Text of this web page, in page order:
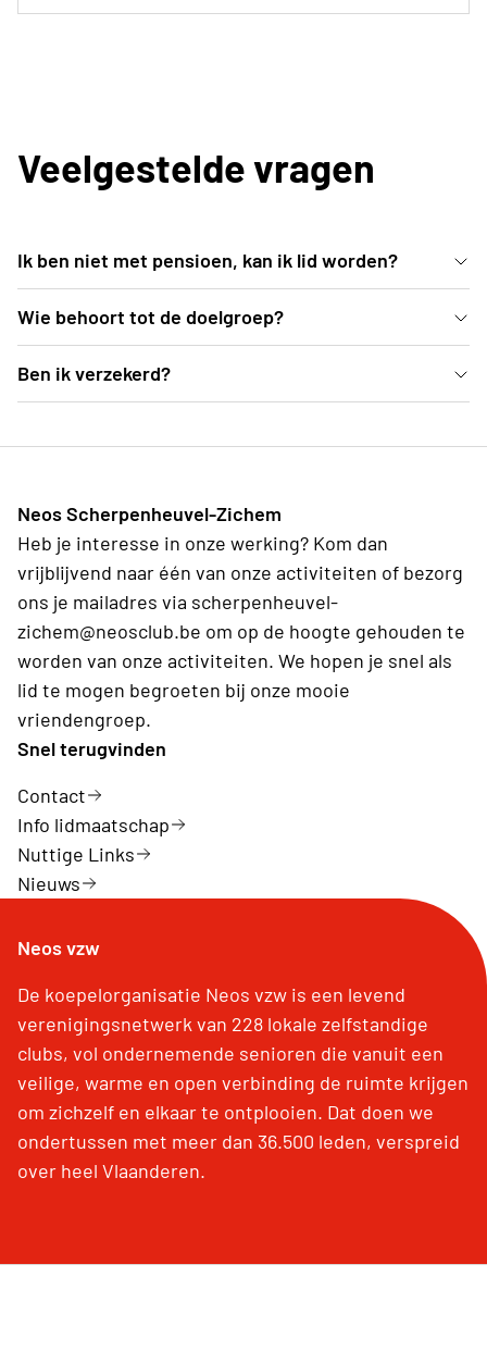
Veelgestelde vragen
Ik ben niet met pensioen, kan ik lid worden?
Ja natuurlijk! Bezorg ons je gegevens via de rode
knop bovenaan de pagina 'Word lid' of neem contact
met ons op via scherpenheuvel-
zichem@neosclub.be.
Wie behoort tot de doelgroep?
Iedere ondernemende senior die na zijn
professionele carrière in verbinding wil blijven met
Ben ik verzekerd?
Neos Scherpenheuvel-Zichem
Heb je interesse in onze werking? Kom dan
vrijblijvend naar één van onze activiteiten of bezorg
ons je mailadres via scherpenheuvel-
zichem@neosclub.be om op de hoogte gehouden te
worden van onze activiteiten. We hopen je snel als
lid te mogen begroeten bij onze mooie
vriendengroep.
Snel terugvinden
Contact
Info lidmaatschap
Nuttige Links
Nieuws
Neos vzw
De koepelorganisatie Neos vzw is een levend
verenigingsnetwerk van 228 lokale zelfstandige
clubs, vol ondernemende senioren die vanuit een
veilige, warme en open verbinding de ruimte krijgen
om zichzelf en elkaar te ontplooien. Dat doen we
ondertussen met meer dan 36.500 leden, verspreid
over heel Vlaanderen.